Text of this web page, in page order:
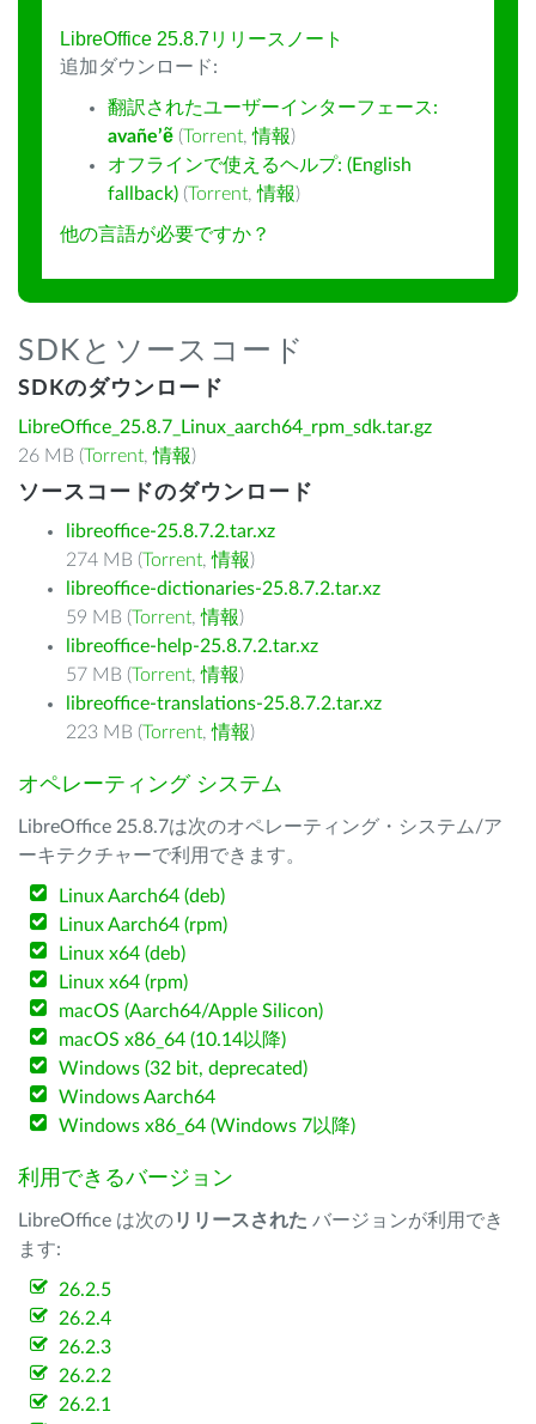
LibreOffice 25.8.7リリースノート
追加ダウンロード:
翻訳されたユーザーインターフェース:
avañe’ẽ (Torrent,情報)
オフラインで使えるヘルプ: (English
fallback) (Torrent,情報)
他の言語が必要ですか？
SDKとソースコード
SDKのダウンロード
LibreOffice_25.8.7_Linux_aarch64_rpm_sdk.tar.gz
26 MB (Torrent,情報)
ソースコードのダウンロード
libreoffice-25.8.7.2.tar.xz
274 MB (Torrent,情報)
libreoffice-dictionaries-25.8.7.2.tar.xz
59 MB (Torrent,情報)
libreoffice-help-25.8.7.2.tar.xz
57 MB (Torrent,情報)
libreoffice-translations-25.8.7.2.tar.xz
223 MB (Torrent,情報)
オペレーティング システム
LibreOffice 25.8.7は次のオペレーティング・システム/ア
ーキテクチャーで利用できます。
Linux Aarch64 (deb)
Linux Aarch64 (rpm)
Linux x64 (deb)
Linux x64 (rpm)
macOS (Aarch64/Apple Silicon)
macOS x86_64 (10.14以降)
Windows (32 bit, deprecated)
Windows Aarch64
Windows x86_64 (Windows 7以降)
利用できるバージョン
LibreOffice は次のリリースされた バージョンが利用でき
ます:
26.2.5
26.2.4
26.2.3
26.2.2
26.2.1